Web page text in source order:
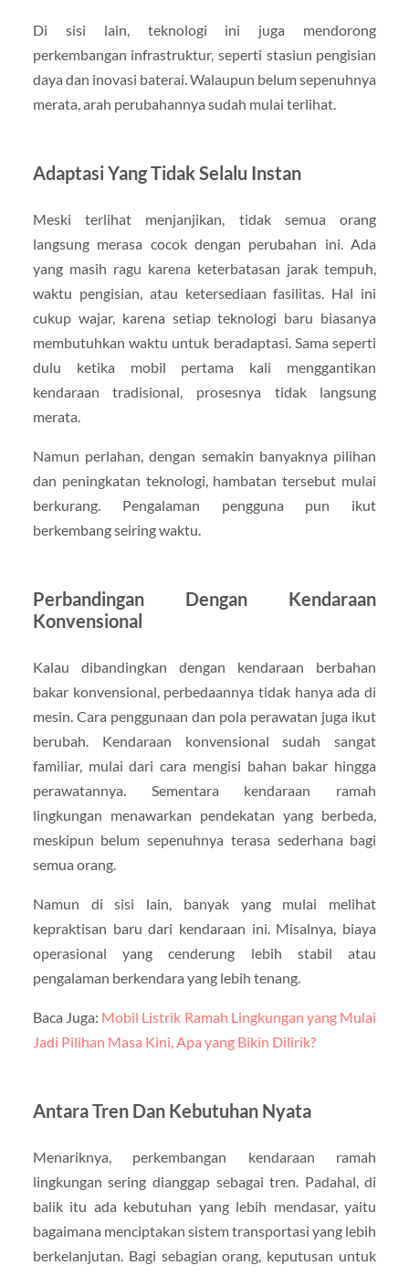
Di sisi lain, teknologi ini juga mendorong
perkembangan infrastruktur, seperti stasiun pengisian
daya dan inovasi baterai. Walaupun belum sepenuhnya
merata, arah perubahannya sudah mulai terlihat.
Adaptasi Yang Tidak Selalu Instan
Meski terlihat menjanjikan, tidak semua orang
langsung merasa cocok dengan perubahan ini. Ada
yang masih ragu karena keterbatasan jarak tempuh,
waktu pengisian, atau ketersediaan fasilitas. Hal ini
cukup wajar, karena setiap teknologi baru biasanya
membutuhkan waktu untuk beradaptasi. Sama seperti
dulu ketika mobil pertama kali menggantikan
kendaraan tradisional, prosesnya tidak langsung
merata.
Namun perlahan, dengan semakin banyaknya pilihan
dan peningkatan teknologi, hambatan tersebut mulai
berkurang. Pengalaman pengguna pun ikut
berkembang seiring waktu.
Perbandingan Dengan Kendaraan
Konvensional
Kalau dibandingkan dengan kendaraan berbahan
bakar konvensional, perbedaannya tidak hanya ada di
mesin. Cara penggunaan dan pola perawatan juga ikut
berubah. Kendaraan konvensional sudah sangat
familiar, mulai dari cara mengisi bahan bakar hingga
perawatannya. Sementara kendaraan ramah
lingkungan menawarkan pendekatan yang berbeda,
meskipun belum sepenuhnya terasa sederhana bagi
semua orang.
Namun di sisi lain, banyak yang mulai melihat
kepraktisan baru dari kendaraan ini. Misalnya, biaya
operasional yang cenderung lebih stabil atau
pengalaman berkendara yang lebih tenang.
Baca Juga: Mobil Listrik Ramah Lingkungan yang Mulai
Jadi Pilihan Masa Kini, Apa yang Bikin Dilirik?
Antara Tren Dan Kebutuhan Nyata
Menariknya, perkembangan kendaraan ramah
lingkungan sering dianggap sebagai tren. Padahal, di
balik itu ada kebutuhan yang lebih mendasar, yaitu
bagaimana menciptakan sistem transportasi yang lebih
berkelanjutan. Bagi sebagian orang, keputusan untuk